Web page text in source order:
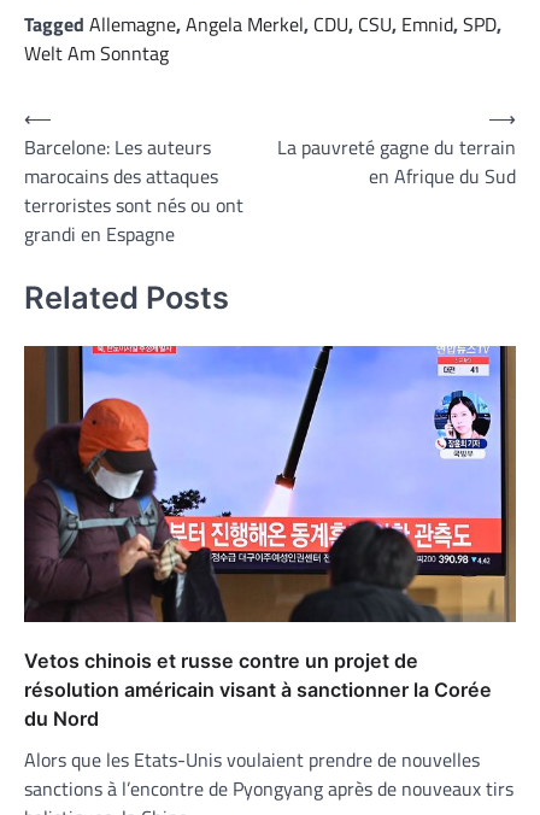
Tagged Allemagne,Angela Merkel, CDU, CSU, Emnid,SPD,
Welt Am Sonntag
Navigation
de
l’article
⟵
Barcelone: Les auteurs
marocains des attaques
terroristes sont nés ou ont
grandi en Espagne
La pauvreté gagne du terrain
en Afrique du Sud
⟶
Related Posts
Vetos chinois et russe contre un projet de
résolution américain visant à sanctionner la Corée
du Nord
Alors que les Etats-Unis voulaient prendre de nouvelles
sanctions à l’encontre de Pyongyang après de nouveaux tirs